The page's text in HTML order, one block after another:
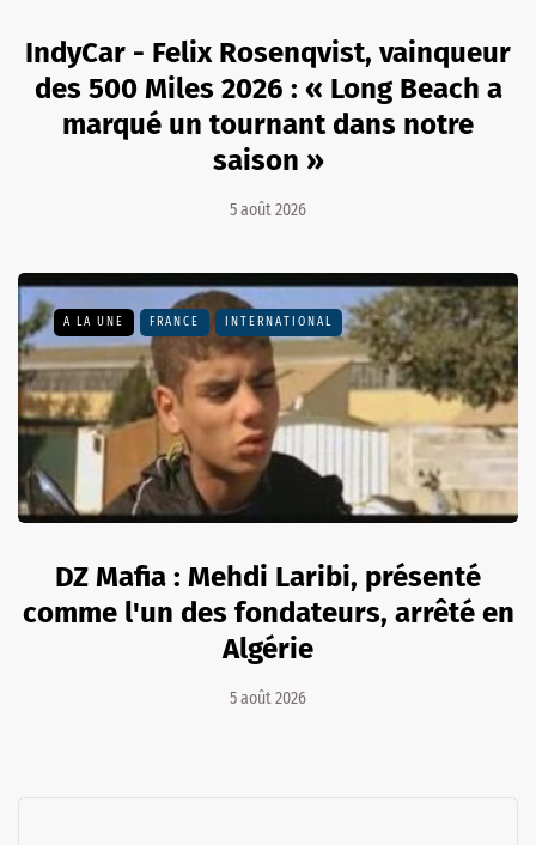
IndyCar - Felix Rosenqvist, vainqueur
des 500 Miles 2026 : « Long Beach a
marqué un tournant dans notre
saison »
5 août 2026
A LA UNE FRANCE INTERNATIONAL
DZ Mafia : Mehdi Laribi, présenté
comme l'un des fondateurs, arrêté en
Algérie
5 août 2026